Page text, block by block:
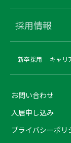
採用情報
新卒採用 キャリ
お問い合わせ
入居申し込み
プライバシーポリ